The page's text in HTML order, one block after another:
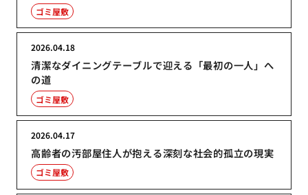
ゴミ屋敷
清潔なダイニングテーブルで迎える「最初の一人」へ
の道
2026.04.18
ゴミ屋敷
高齢者の汚部屋住人が抱える深刻な社会的孤立の現実
2026.04.17
ゴミ屋敷